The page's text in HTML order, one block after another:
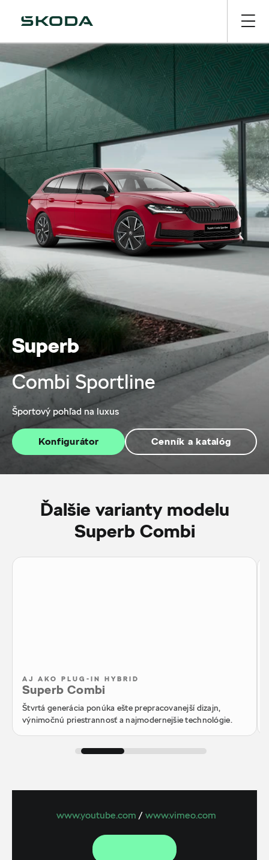
Superb
Combi Sportline
Športový pohľad na luxus
Konfigurátor Cenník a katalóg
Ďalšie varianty modelu
Superb Combi
AJ AKO PLUG-IN HYBRID
Superb Combi
Štvrtá generácia ponúka ešte prepracovanejší dizajn,
výnimočnú priestrannosť a najmodernejšie technológie.
www.youtube.com / www.vimeo.com